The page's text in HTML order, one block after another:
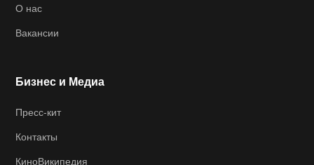
О нас
Вакансии
Бизнес и Медиа
Пресс-кит
Контакты
КиноВикипедия